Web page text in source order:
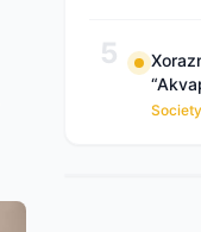
5
Society